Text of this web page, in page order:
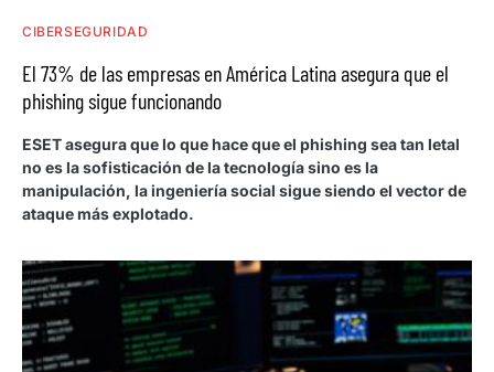
CIBERSEGURIDAD
El 73% de las empresas en América Latina asegura que el
phishing sigue funcionando
ESET asegura que lo que hace que el phishing sea tan letal
no es la sofisticación de la tecnología sino es la
manipulación, la ingeniería social sigue siendo el vector de
ataque más explotado.